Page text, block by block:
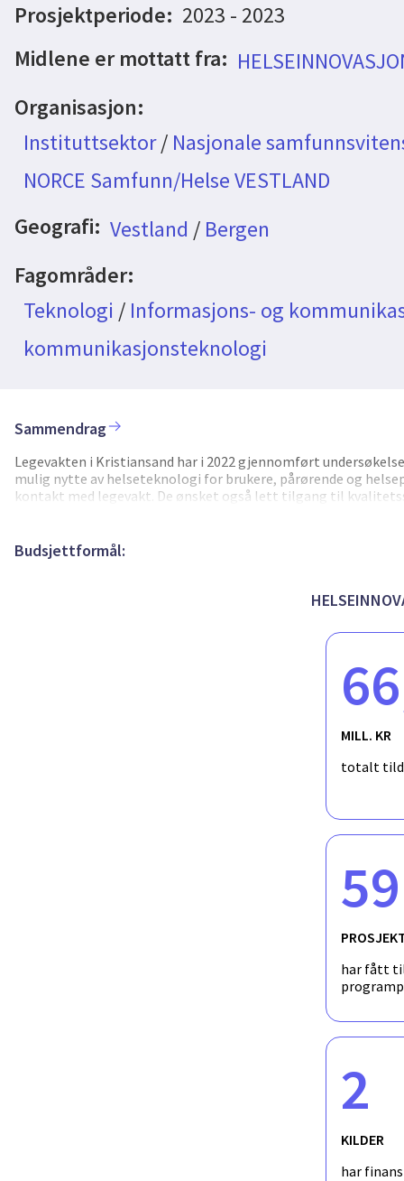
Prosjektperiode: 2023 - 2023
Midlene er mottatt fra:
Organisasjon:
Instituttsektor/ Nasjonale
NORCE Samfunn/Helse VESTLAND
Geografi: Vestland / Bergen
Fagområder:
Teknologi / Informasjons- og
kommunikasjonsteknologi
Sammendrag
Legevakten i Kristiansand har i 2022 gjennomført
mulig nytte av helseteknologi for brukere, pårørende og
kontakt med legevakt. De ønsket også lett tilgang til
råd som eneste tiltak. Hvis noen av disse henvendelsene
ressurser for pasientene og helsevesenet, og frigjort
forprosjektet ønsker vi å undersøke potensialet for og hvilke
«alvorlighetskalkulator». Den skal gi dem tilgang til
det beste alternativet. Den bør også gi dem veiledning i hva
på det de lurte på. Faglig vil løsningen bygge på
nødmeldetjenesten. Løsningen vil kunne gjøre
belastning på helsetjenestene av tilstander som
Budsjettformål:
MILL. KR
totalt
59
har fått
2
KILDER
har